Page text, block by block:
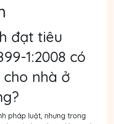
đạt tiêu
1:2008 có
nhà ở
pháp luật, nhưng trong